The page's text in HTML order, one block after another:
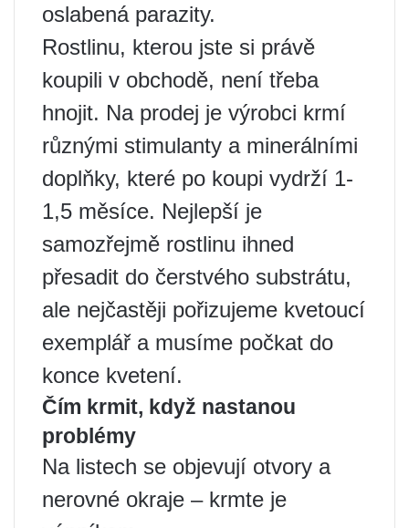
oslabená parazity.
Rostlinu, kterou jste si právě
koupili v obchodě, není třeba
hnojit. Na prodej je výrobci krmí
různými stimulanty a minerálními
doplňky, které po koupi vydrží 1-
1,5 měsíce. Nejlepší je
samozřejmě rostlinu ihned
přesadit do čerstvého substrátu,
ale nejčastěji pořizujeme kvetoucí
exemplář a musíme počkat do
konce kvetení.
Čím krmit, když nastanou
problémy
Na listech se objevují otvory a
nerovné okraje – krmte je